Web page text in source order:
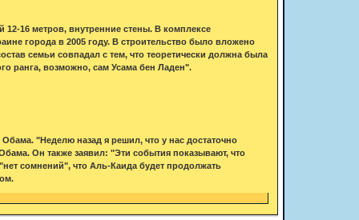
16 метров, внутренние стены. В комплексе
города в 2005 году. В строительство было вложено
семьи совпадал с тем, что теоретически должна была
ранга, возможно, сам Усама бен Ладен".
"Неделю назад я решил, что у нас достаточно
Он также заявил: "Эти события показывают, что
сомнений", что Аль-Каида будет продолжать